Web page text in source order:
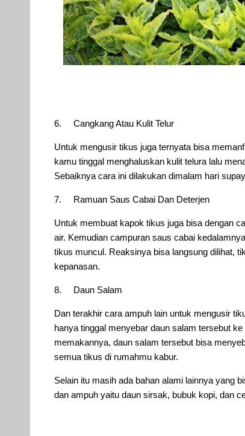
6. Cangkang Atau Kulit Telur
Untuk mengusir tikus juga ternyata bisa
kamu tinggal menghaluskan kulit telura lalu
Sebaiknya cara ini dilakukan dimalam hari
7. Ramuan Saus Cabai Dan Deterjen
Untuk membuat kapok tikus juga bisa dengan
air. Kemudian campuran saus cabai
tikus muncul. Reaksinya bisa langsung dilihat,
kepanasan.
8. Daun Salam
Dan terakhir cara ampuh lain untuk mengusir
hanya tinggal menyebar daun salam tersebut
memakannya, daun salam tersebut bisa
semua tikus di rumahmu kabur.
Selain itu masih ada bahan alami lainnya yang
dan ampuh yaitu daun sirsak, bubuk kopi, dan